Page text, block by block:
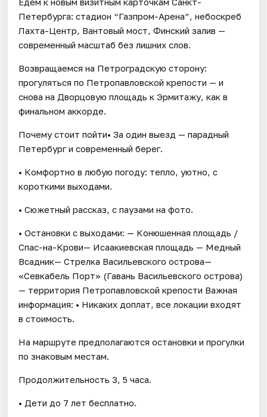
Петербурга: стадион “Газпром-Арена”, небоскреб
Лахта-Центр, Вантовый мост, Финский залив —
современный масштаб без лишних слов.
Возвращаемся на Петроградскую сторону:
прогуляться по Петропавловской крепости — и
снова на Дворцовую площадь к Эрмитажу, как в
финальном аккорде.
Почему стоит пойти• За один выезд — парадный
Петербург и современный берег.
• Комфортно в любую погоду: тепло, уютно, с
короткими выходами.
• Сюжетный рассказ, с паузами на фото.
• Остановки с выходами: — Конюшенная площадь /
Спас-на-Крови— Исаакиевская площадь — Медный
Всадник— Стрелка Васильевского острова—
«Севкабель Порт» (Гавань Васильевского острова)
— территория Петропавловской крепости Важная
информация: • Никаких доплат, все локации входят
в стоимость.
На маршруте предполагаются остановки и прогулки
по знаковым местам.
Продолжительность 3, 5 часа.
• Дети до 7 лет бесплатно.